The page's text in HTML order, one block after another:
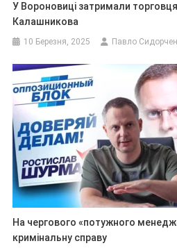
У Вороновиці затримали
Калашникова
10 Березня, 2025 Павло
На чергового «потужного
кримінальну справу